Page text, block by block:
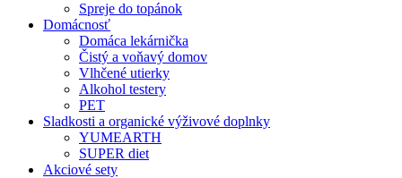
Spreje do topánok
Domácnosť
Domáca lekárnička
Čistý a voňavý domov
Vlhčené utierky
Alkohol testery
PET
Sladkosti a organické výživové doplnky
YUMEARTH
SUPER diet
Akciové sety